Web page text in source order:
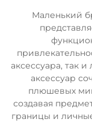
Маленький
аксессуара, так
аксессуар
плюшевых
создавая
границы и